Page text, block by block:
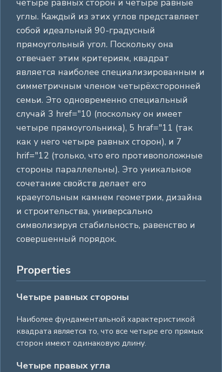
четыре равных сторон и четыре равные
углы. Каждый из этих углов представляет
собой идеальный 90-градусный
прямоугольный угол. Поскольку она
отвечает этим критериям, квадрат
является наиболее специализированным и
симметричным членом четырёхсторонней
семьи. Это одновременно специальный
случай 3 href="10 (поскольку он имеет
четыре прямоугольника), 5 hraf="11 (так
как у него четыре равных сторон), и 7
hrif="12 (только, что его противоположные
стороны параллельны). Это уникальное
сочетание свойств делает его
краеугольным камнем геометрии, дизайна
и строительства, универсально
символизируя стабильность, равенство и
совершенный порядок.
Properties
Четыре равных стороны
Наиболее фундаментальной характеристикой
квадрата является то, что все четыре его прямых
сторон имеют одинаковую длину.
Четыре правых угла